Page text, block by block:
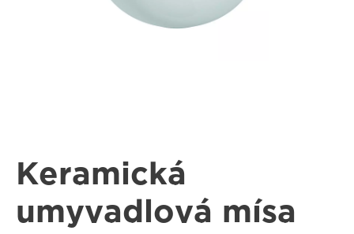
Keramická
umyvadlová mísa